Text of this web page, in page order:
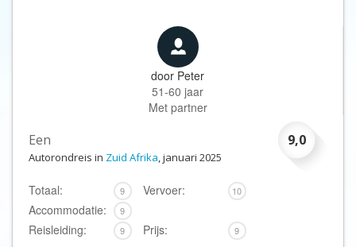
door Peter
51-60 jaar
Met partner
9,0
Een
Autorondreis in Zuid Afrika, januari 2025
Totaal: 9 Vervoer: 10
Accommodatie: 9
Reisleiding: 9 Prijs: 9